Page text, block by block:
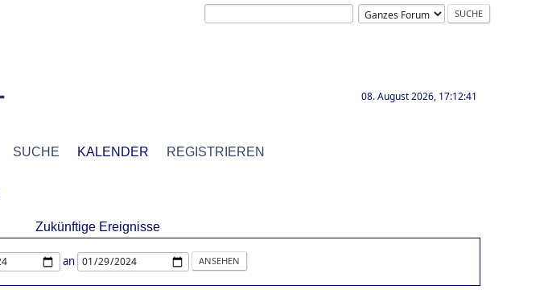
08. August 2026, 17:12:41
SUCHE KALENDER REGISTRIEREN
Zukünftige Ereignisse
an